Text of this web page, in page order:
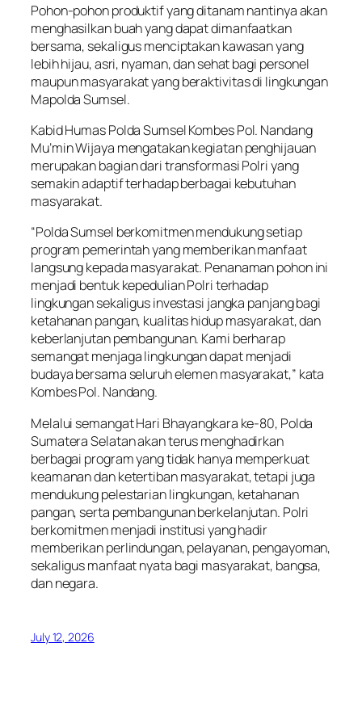
Pohon-pohon produktif yang ditanam nantinya akan
menghasilkan buah yang dapat dimanfaatkan
bersama, sekaligus menciptakan kawasan yang
lebih hijau, asri, nyaman, dan sehat bagi personel
maupun masyarakat yang beraktivitas di lingkungan
Mapolda Sumsel.
Kabid Humas Polda Sumsel Kombes Pol. Nandang
Mu’min Wijaya mengatakan kegiatan penghijauan
merupakan bagian dari transformasi Polri yang
semakin adaptif terhadap berbagai kebutuhan
masyarakat.
“Polda Sumsel berkomitmen mendukung setiap
program pemerintah yang memberikan manfaat
langsung kepada masyarakat. Penanaman pohon ini
menjadi bentuk kepedulian Polri terhadap
lingkungan sekaligus investasi jangka panjang bagi
ketahanan pangan, kualitas hidup masyarakat, dan
keberlanjutan pembangunan. Kami berharap
semangat menjaga lingkungan dapat menjadi
budaya bersama seluruh elemen masyarakat,” kata
Kombes Pol. Nandang.
Melalui semangat Hari Bhayangkara ke-80, Polda
Sumatera Selatan akan terus menghadirkan
berbagai program yang tidak hanya memperkuat
keamanan dan ketertiban masyarakat, tetapi juga
mendukung pelestarian lingkungan, ketahanan
pangan, serta pembangunan berkelanjutan. Polri
berkomitmen menjadi institusi yang hadir
memberikan perlindungan, pelayanan, pengayoman,
sekaligus manfaat nyata bagi masyarakat, bangsa,
dan negara.
July 12, 2026